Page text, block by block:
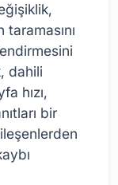
dahili
hızı,
bir